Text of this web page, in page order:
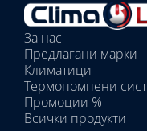
Избрани
вътрешни
тела:
Избрано
тяло:
За нас
Предлагани марки
Климатици
Термопомпени
Промоции %
Всички продукти